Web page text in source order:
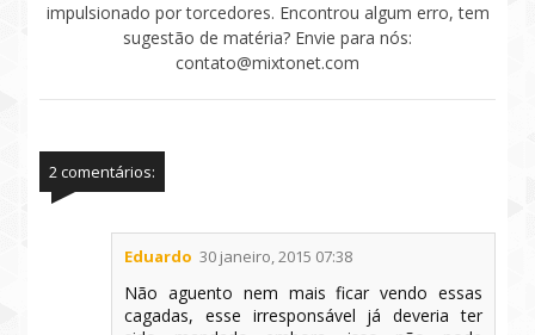
impulsionado por torcedores. Encontrou algum erro, tem
sugestão de matéria? Envie para nós:
contato@mixtonet.com
2 comentários:
Eduardo 30 janeiro, 2015 07:38
Não aguento nem mais ficar vendo essas
cagadas, esse irresponsável já deveria ter